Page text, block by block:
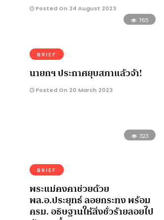
Posted On 24 August 2023
765
BRIEF
นายกฯ ประกาศยุบสภาแล้วจ้า!
Posted On 20 March 2023
323
BRIEF
พระแม่คงคาช่วยด้วย
พล.อ.ประยุทธ์ ลอยกระทง พร้อม
ครม. อธิษฐานให้สิ่งชั่วร้ายลอยไป